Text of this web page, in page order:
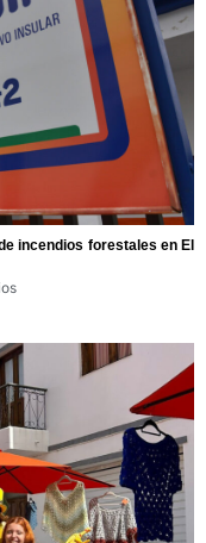
incendios forestales en El